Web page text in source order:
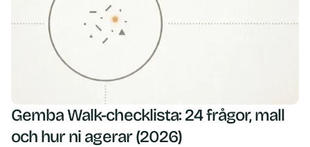
Gemba Walk-checklista: 24 frågor, mall
och hur ni agerar (2026)